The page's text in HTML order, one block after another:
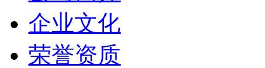
企业文化
荣誉资质